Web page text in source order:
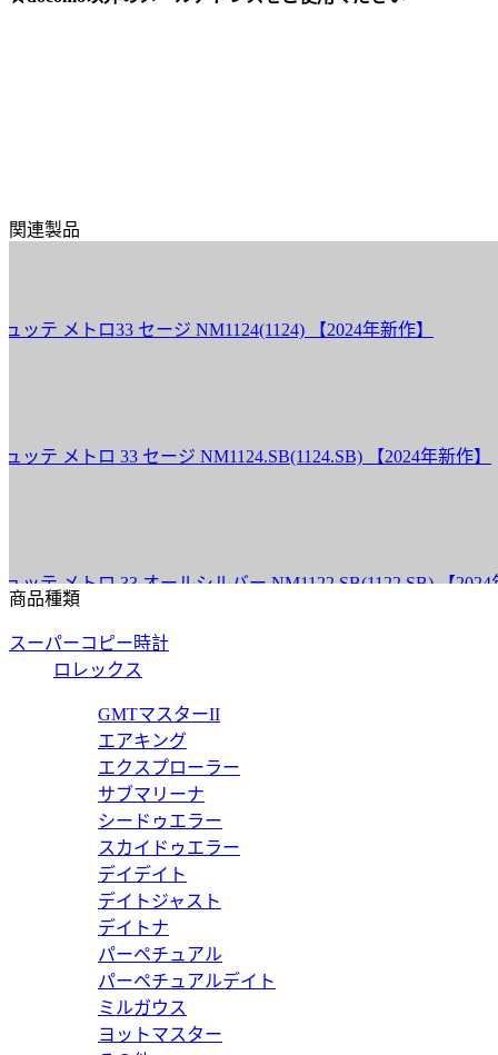
関連製品
メトロ33 セージ NM1124(1124) 【2024年新作】
メトロ 33 セージ NM1124.SB(1124.SB) 【2024年新作】
メトロ 33 オールシルバー NM1122.SB(1122.SB) 【2024年新
メトロ 33 ミューレッド NM1123.SB(1123.SB) 【2024年新作
オリオン ローズ OR1A3GR2(352) 【2024年新作】
クラブスポーツ ネオマティック39スモーク 763 【2024年新
商品種類
スーパーコピー時計
ロレックス
GMTマスターII
エアキング
エクスプローラー
サブマリーナ
シードゥエラー
スカイドゥエラー
デイデイト
デイトジャスト
デイトナ
パーペチュアル
パーペチュアルデイト
ミルガウス
ヨットマスター